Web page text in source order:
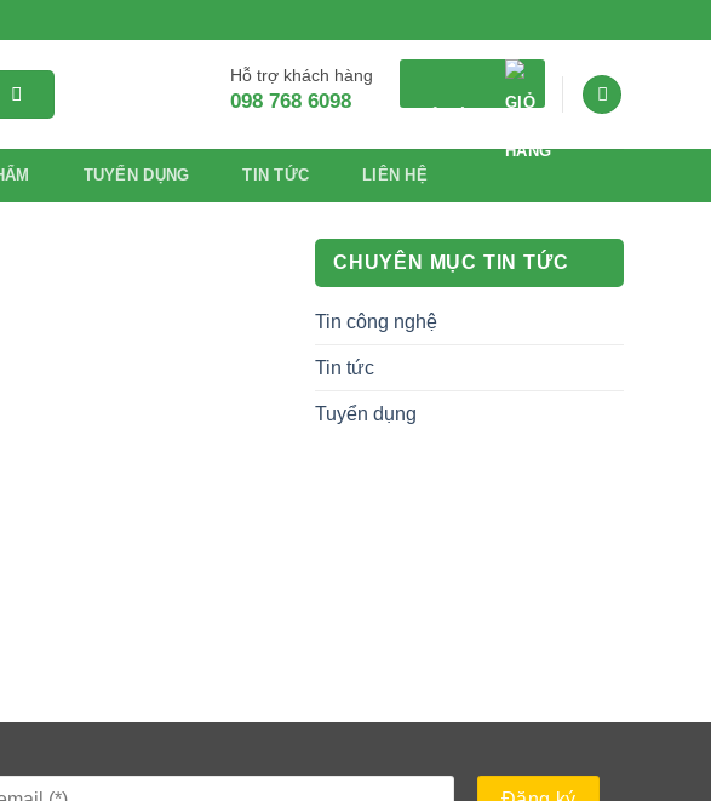
Hỗ trợ khách hàng
098 768 6098
TUYỂN DỤNG TIN TỨC LIÊN HỆ
CHUYÊN MỤC TIN TỨC
Tin công nghệ
Tin tức
Tuyển dụng